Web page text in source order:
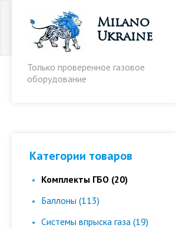
Milano
Ukraine
Только проверенное газовое
оборудование
Категории товаров
Комплекты ГБО (20)
Баллоны (113)
Cистемы впрыска газа (19)